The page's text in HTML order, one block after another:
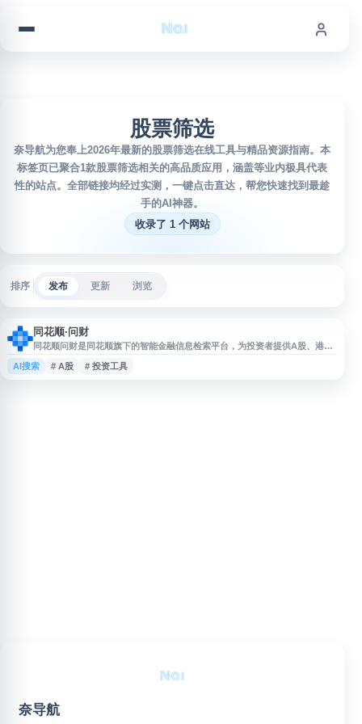
股票筛选
奈导航为您奉上2026年最新的股票筛选在线工具与精品资源指南。本
标签页已聚合1款股票筛选相关的高品质应用，涵盖等业内极具代表
性的站点。全部链接均经过实测，一键点击直达，帮您快速找到最趁
手的AI神器。
收录了 1 个网站
排序 发布 更新 浏览
同花顺·问财
同花顺问财是同花顺旗下的智能金融信息检索平台，为投资者提供A股、港
股、美股等市场的数据查询和分析服务。用户可通过自然语言输入条件，快速
筛选符合要求的股票、基金、财经资讯等信息。平台支持多维度选股，包括财
AI搜索 # A股 # 投资工具
奈导航